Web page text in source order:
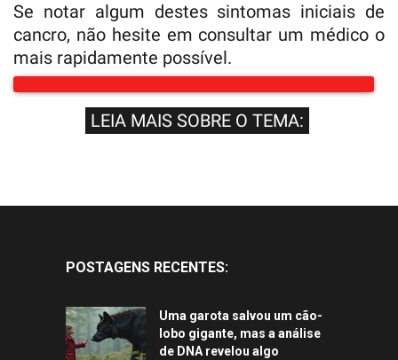
Se notar algum destes sintomas iniciais de
cancro, não hesite em consultar um médico o
mais rapidamente possível.
LEIA MAIS SOBRE O TEMA:
POSTAGENS RECENTES:
Uma garota salvou um cão-
lobo gigante, mas a análise
de DNA revelou algo